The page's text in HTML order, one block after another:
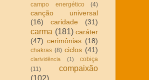
campo energético (4)
canção universal
(16)
caridade (31)
carma (181) caráter
(47) cerimônias (18)
chakras (8) ciclos (41)
clarividência (1)
cobiça
(11)
compaixão
(102)